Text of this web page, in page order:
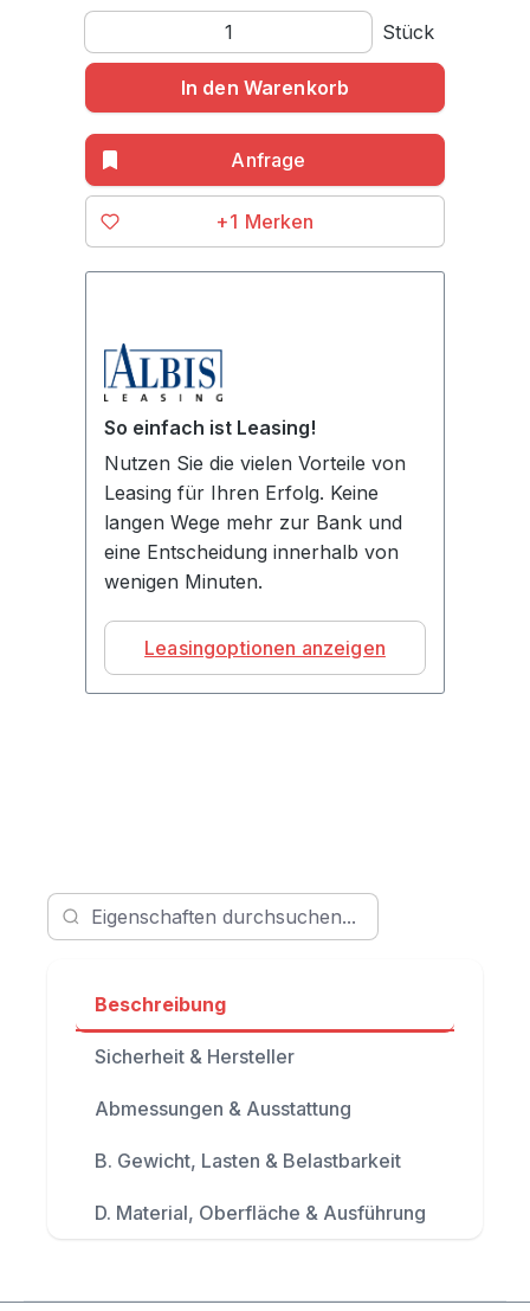
Produkt Anzahl: Gib den gewünschten Wert ein
Stück
In den Warenkorb
+1
So einfach ist Leasing!
Nutzen Sie die vielen Vorteile von
Leasing für Ihren Erfolg. Keine
langen Wege mehr zur Bank und
eine Entscheidung innerhalb von
wenigen Minuten.
Leasingoptionen anzeigen
Beschreibung
Sicherheit & Hersteller
Abmessungen & Ausstattung
B. Gewicht, Lasten & Belastbarkeit
D. Material, Oberfläche & Ausführung